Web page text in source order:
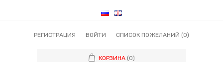
РЕГИСТРАЦИЯ ВОЙТИ СПИСОК ПОЖЕЛАНИЙ (0)
КОРЗИНА (0)